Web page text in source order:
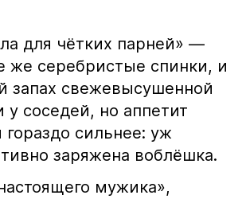
для чётких парней» —
же серебристые спинки, и
запах свежевысушенной
у соседей, но аппетит
гораздо сильнее: уж
заряжена воблёшка.
мужика»,